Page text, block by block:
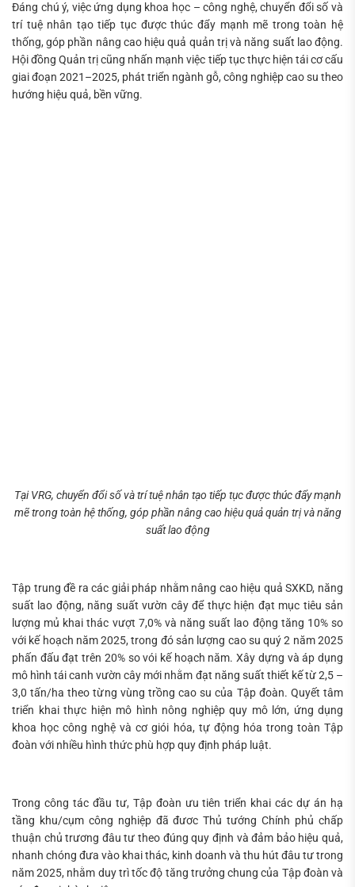
Đáng chú ý, việc ứng dụng khoa học – công nghệ, chuyển đổi số và
trí tuệ nhân tạo tiếp tục được thúc đẩy mạnh mẽ trong toàn hệ
thống, góp phần nâng cao hiệu quả quản trị và năng suất lao động.
Hội đồng Quản trị cũng nhấn mạnh việc tiếp tục thực hiện tái cơ cấu
giai đoạn 2021–2025, phát triển ngành gỗ, công nghiệp cao su theo
hướng hiệu quả, bền vững.
Tại VRG, chuyển đổi số và trí tuệ nhân tạo tiếp tục được thúc đẩy mạnh
mẽ trong toàn hệ thống, góp phần nâng cao hiệu quả quản trị và năng
suất lao động
Tập trung đề ra các giải pháp nhằm nâng cao hiệu quả SXKD, năng
suất lao động, năng suất vườn cây để thực hiện đạt mục tiêu sản
lượng mủ khai thác vượt 7,0% và năng suất lao động tăng 10% so
với kế hoạch năm 2025, trong đó sản lượng cao su quý 2 năm 2025
phấn đấu đạt trên 20% so vói kế hoạch năm. Xây dựng và áp dụng
mô hình tái canh vườn cây mới nhằm đạt năng suất thiết kế từ 2,5 –
3,0 tấn/ha theo từng vùng trồng cao su của Tập đoàn. Quyết tâm
triển khai thực hiện mô hình nông nghiệp quy mô lớn, ứng dụng
khoa học công nghệ và cơ giói hóa, tự động hóa trong toàn Tập
đoàn với nhiều hình thức phù hợp quy định pháp luật.
Trong công tác đầu tư, Tập đoàn ưu tiên triển khai các dự án hạ
tầng khu/cụm công nghiệp đã đươc Thủ tướng Chính phủ chấp
thuận chủ trương đâu tư theo đúng quy định và đảm bảo hiệu quả,
nhanh chóng đưa vào khai thác, kinh doanh và thu hút đâu tư trong
năm 2025, nhằm duy trì tốc độ tăng trưởng chung của Tập đoàn và